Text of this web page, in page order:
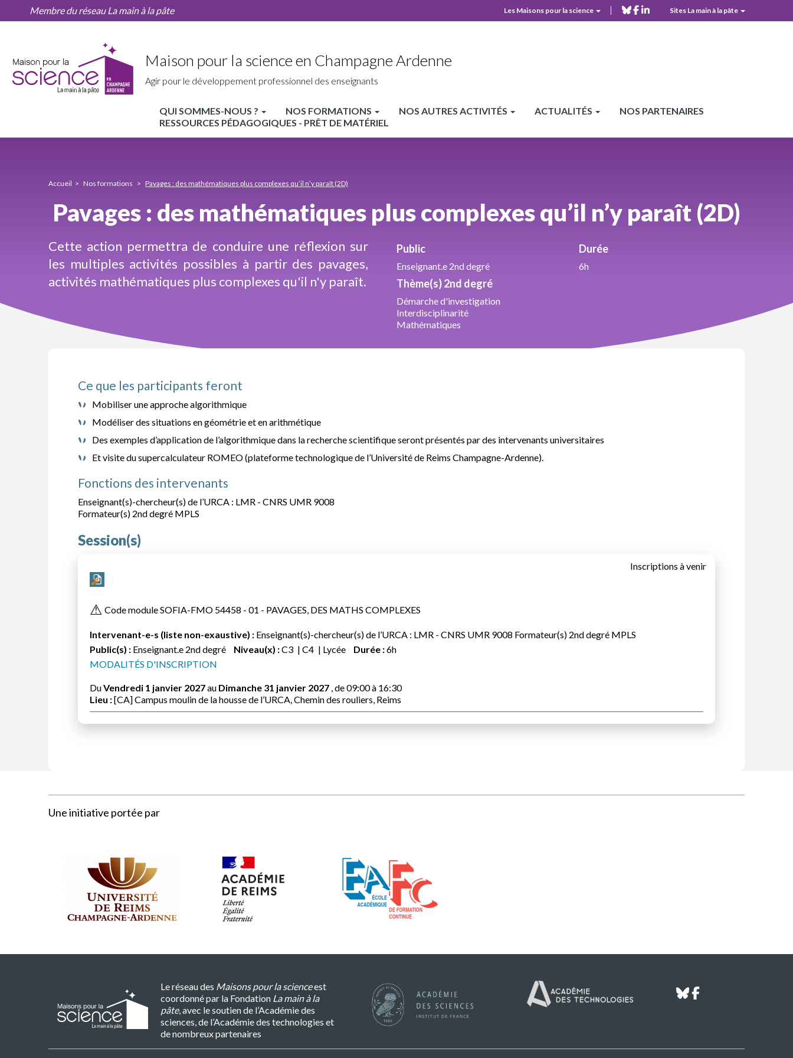
Pavages
complexes
qu’il
Membre du réseau La main à la pâte
MPLS
Les Maisons pour la science bluesky
facebook
linkedinSites La main à la pâte
Maison pour la science en Champagne Ardenne
Agir pour le développement professionnel des enseignants
MPLS
principale
QUI SOMMES-NOUS ? NOS FORMATIONS NOS AUTRES ACTIVITÉS ACTUALITÉS
NOS PARTENAIRES
RESSOURCES PÉDAGOGIQUES - PRÊT DE MATÉRIEL
Accueil Nos formations Pavages : des mathématiques plus complexes qu’il n’y paraît (2D)
Pavages : des mathématiques plus complexes qu’il n’y paraît (2D)
Cette action permettra de conduire une réflexion sur
les multiples activités possibles à partir des pavages,
activités mathématiques plus complexes qu'il n'y paraît.
Public
Enseignant.e 2nd degré
Thème(s) 2nd degré
Démarche d'investigation
Interdisciplinarité
Mathématiques
Durée
6h
Ce que les participants feront
Mobiliser une approche algorithmique
Modéliser des situations en géométrie et en arithmétique
Des exemples d’application de l’algorithmique dans la recherche scientifique seront présentés par des intervenants universitaires
Et visite du supercalculateur ROMEO (plateforme technologique de l’Université de Reims Champagne-Ardenne).
Fonctions des intervenants
Enseignant(s)-chercheur(s) de l’URCA : LMR - CNRS UMR 9008
Formateur(s) 2nd degré MPLS
Session(s)
Inscriptions à venir
⚠ Code module SOFIA-FMO 54458 - 01 - PAVAGES, DES MATHS COMPLEXES
Intervenant-e-s (liste non-exaustive) : Enseignant(s)-chercheur(s) de l’URCA : LMR - CNRS UMR 9008 Formateur(s) 2nd degré MPLS
Public(s) : Enseignant.e 2nd degré Niveau(x) :C3 C4 Lycée Durée :6h
MODALITÉS D'INSCRIPTION
DuVendredi 1 janvier 2027au Dimanche 31 janvier 2027 , de 09:00 à 16:30
Lieu :[CA] Campus moulin de la housse de l’URCA, Chemin des rouliers, Reims
Une initiative portée par
Le réseau des Maisons pour la scienceest
coordonné par la Fondation La main à la
pâte, avec le soutien de l’Académie des
sciences, de l’Académie des technologies et
de nombreux partenaires
bluesky